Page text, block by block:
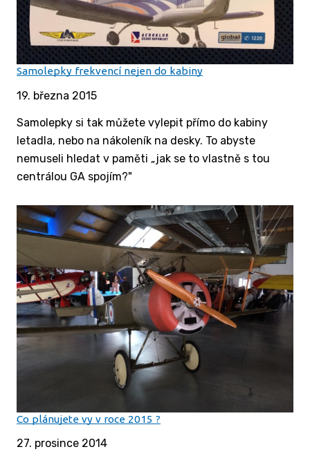
Samolepky frekvencí nejen do kabiny
19. března 2015
Samolepky si tak můžete vylepit přímo do kabiny
letadla, nebo na nákoleník na desky. To abyste
nemuseli hledat v paměti „jak se to vlastně s tou
centrálou GA spojím?"
Co plánujete vy v roce 2015 ?
27. prosince 2014